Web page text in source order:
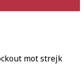
mot strejk